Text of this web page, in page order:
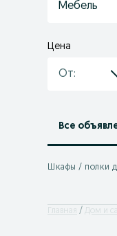
Мебель
Цена
Все
Шкафы / полки
Главная Дом и